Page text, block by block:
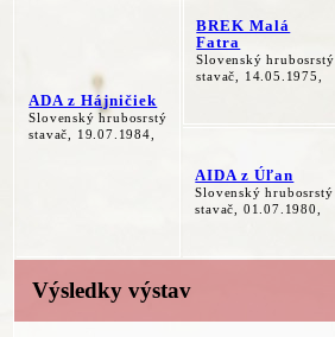
ADA z Hájničiek
Slovenský hrubosrstý
stavač, 19.07.1984,
BREK Malá
Fatra
Slovenský hrubosrstý
stavač, 14.05.1975,
AIDA z Úľan
Slovenský hrubosrstý
stavač, 01.07.1980,
Výsledky výstav